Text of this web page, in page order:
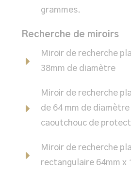
grammes.
Recherche de miroirs
Miroir de recherche
38mm de diamètre
Miroir de recherche
de 64 mm de
caoutchouc de
Miroir de recherche
rectangulaire 64mm x